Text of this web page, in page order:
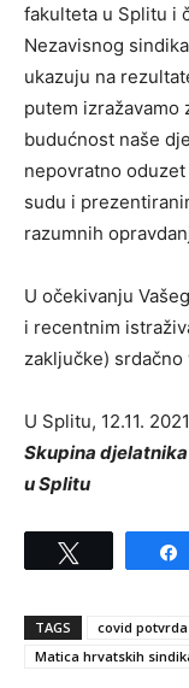
fakulteta u Splitu i
Nezavisnog
ukazuju na
putem izražavamo
budućnost naše
nepovratno
sudu i
razumnih
U očekivanju
i recentnim
zaključke)
U Splitu, 12.11.
Skupina
u Splitu
TAGS covid potvrda
Matica hrvatskih